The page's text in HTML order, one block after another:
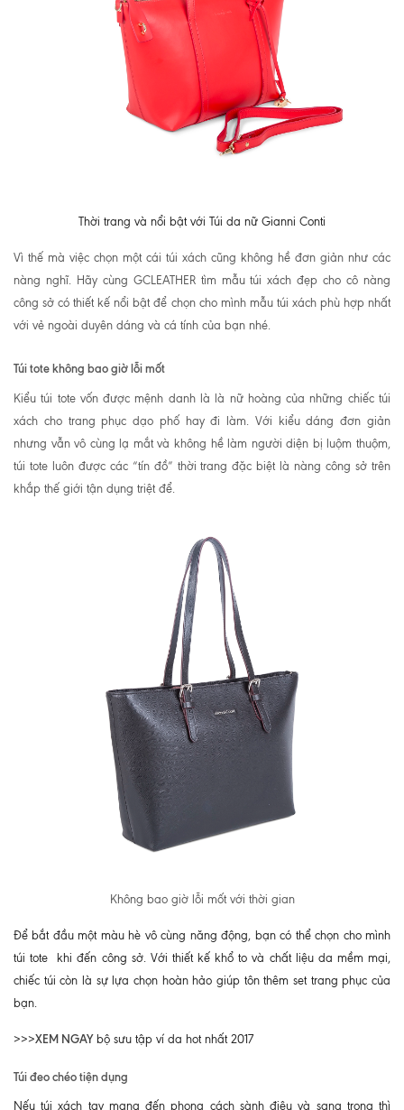
Thời trang và nổi bật với Túi da nữ Gianni Conti
Vì thế mà việc chọn một cái túi xách cũng không hề đơn giản như các
nàng nghĩ. Hãy cùng GCLEATHER tìm mẫu túi xách đẹp cho cô nàng
công sở có thiết kế nổi bật để chọn cho mình mẫu túi xách phù hợp nhất
với vẻ ngoài duyên dáng và cá tính của bạn nhé.
Túi tote không bao giờ lỗi mốt
Kiểu túi tote vốn được mệnh danh là là nữ hoàng của những chiếc túi
xách cho trang phục dạo phố hay đi làm. Với kiểu dáng đơn giản
nhưng vẫn vô cùng lạ mắt và không hề làm người diện bị luộm thuộm,
túi tote luôn được các “tín đồ” thời trang đặc biệt là nàng công sở trên
khắp thế giới tận dụng triệt để.
Không bao giờ lỗi mốt với thời gian
Để bắt đầu một màu hè vô cùng năng động, bạn có thể chọn cho mình
túi tote khi đến công sở. Với thiết kế khổ to và chất liệu da mềm mại,
chiếc túi còn là sự lựa chọn hoàn hảo giúp tôn thêm set trang phục của
bạn.
>>>XEM NGAYbộ sưu tập ví da hot nhất 2017
Túi đeo chéo tiện dụng
Nếu túi xách tay mang đến phong cách sành điệu và sang trọng thì